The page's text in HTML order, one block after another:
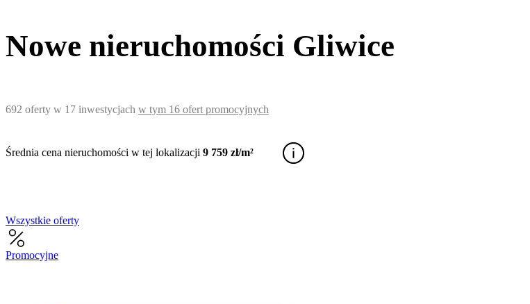
Nowe nieruchomości Gliwice
692 oferty w 17 inwestycjach w tym 16 ofert promocyjnych
Średnia cena nieruchomości w tej lokalizacji 9 759 zł/m²
Wszystkie oferty
Promocyjne